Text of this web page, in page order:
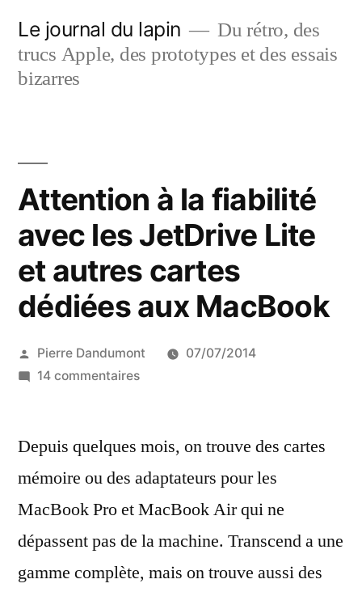
contenu
Le journal du lapin
Du rétro, des
trucs Apple, des prototypes et des essais
bizarres
Attention à la fiabilité
avec les JetDrive Lite
et autres cartes
dédiées aux MacBook
Publié
par
Pierre Dandumont
07/07/2014
14 commentairessur
la
avec
les
JetDrive
et
Depuis quelques mois, on trouve des cartes
mémoire ou des adaptateurs pour les
MacBook Pro et MacBook Air qui ne
dépassent pas de la machine. Transcend a une
gamme complète, mais on trouve aussi des